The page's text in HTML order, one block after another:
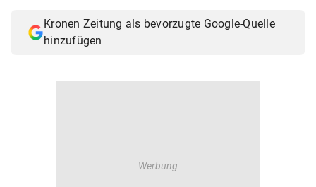
Kronen Zeitung als bevorzugte Google-Quelle
hinzufügen